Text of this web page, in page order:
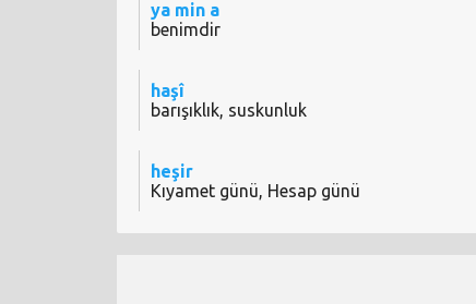
ya min a
benimdir
haşî
barışıklık, suskunluk
heşir
Kıyamet günü, Hesap günü